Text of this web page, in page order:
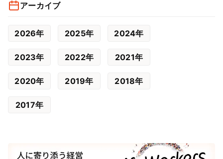
アーカイブ
2026年 2025年 2024年
2023年 2022年 2021年
2020年 2019年 2018年
2017年